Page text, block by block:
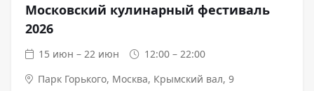
Московский кулинарный фестиваль
2026
15 июн – 22 июн
12:00 – 22:00
Парк Горького, Москва, Крымский вал, 9